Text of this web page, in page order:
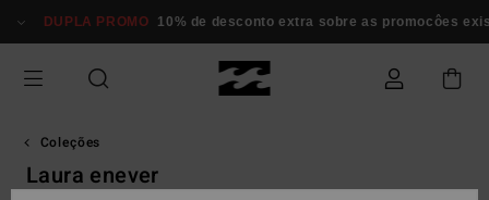
para
seleção
DUPLA PROMO 10% de desconto extra sobre as promocôes
Coleções
Laura enever